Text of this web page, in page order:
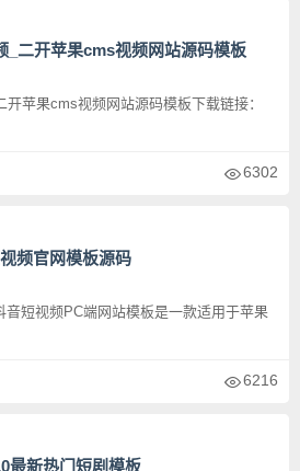
_二开苹果cms视频网站源码模板
苹果cms视频网站源码模板下载链接：
6302
频官网模板源码
短视频PC端网站模板是一款适用于苹果
6216
最新热门短剧模板